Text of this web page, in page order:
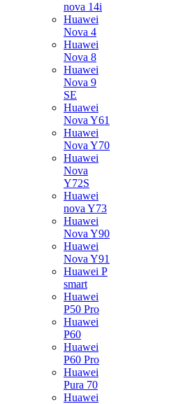
nova 14i
Huawei
Nova 4
Huawei
Nova 8
Huawei
Nova 9
SE
Huawei
Nova Y61
Huawei
Nova Y70
Huawei
Nova
Y72S
Huawei
nova Y73
Huawei
Nova Y90
Huawei
Nova Y91
Huawei P
smart
Huawei
P50 Pro
Huawei
P60
Huawei
P60 Pro
Huawei
Pura 70
Huawei